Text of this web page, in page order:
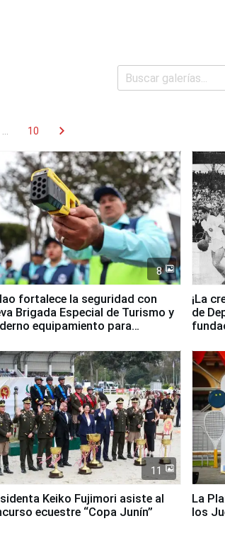
10 chevron_right
8
fortalece la seguridad con
Brigada Especial de Turismo y
equipamiento para
¡La
de
11
Keiko Fujimori asiste al
ecuestre “Copa Junín”
La
los